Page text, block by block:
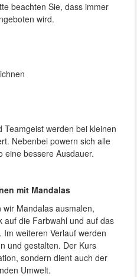
beachten Sie, dass immer
wird.
werden bei kleinen
Nebenbei powern sich alle
eine bessere Ausdauer.
mit Mandalas
Mandalas ausmalen,
auf die Farbwahl und auf das
weiteren Verlauf werden
und gestalten. Der Kurs
sondern dient auch der
Umwelt.